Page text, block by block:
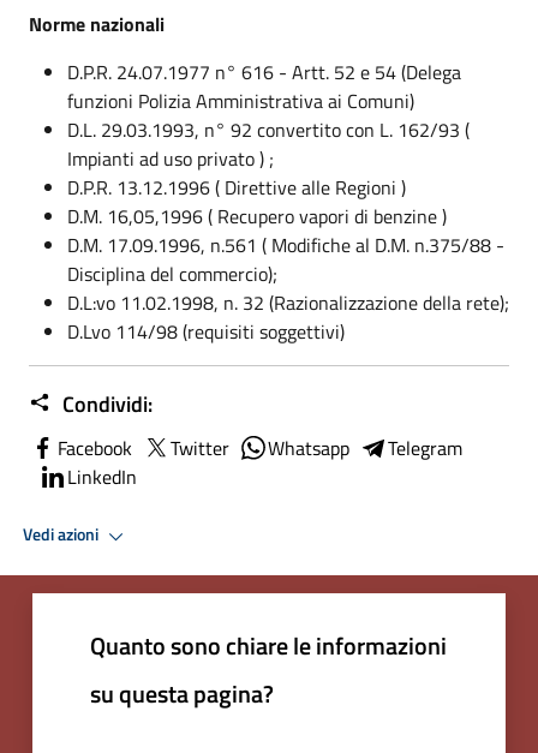
Norme nazionali
D.P.R. 24.07.1977 n° 616 - Artt. 52 e 54 (Delega
funzioni Polizia Amministrativa ai Comuni)
D.L. 29.03.1993, n° 92 convertito con L. 162/93 (
Impianti ad uso privato ) ;
D.P.R. 13.12.1996 ( Direttive alle Regioni )
D.M. 16,05,1996 ( Recupero vapori di benzine )
D.M. 17.09.1996, n.561 ( Modifiche al D.M. n.375/88 -
Disciplina del commercio);
D.L:vo 11.02.1998, n. 32 (Razionalizzazione della rete);
D.Lvo 114/98 (requisiti soggettivi)
Condividi:
Facebook Twitter Whatsapp
Telegram
LinkedIn
Vedi azioni
Quanto sono chiare le informazioni
su questa pagina?